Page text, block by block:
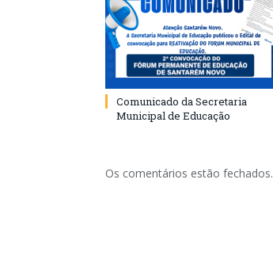
Comunicado da Secretaria
Municipal de Educação
Os comentários estão fechados.